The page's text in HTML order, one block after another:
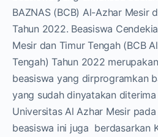
BAZNAS (BCB) Al-Azhar Mesir
Tahun 2022. Beasiswa
Mesir dan Timur Tengah (BCB
Tengah) Tahun 2022
beasiswa yang dirprogramkan
yang sudah dinyatakan
Universitas Al Azhar Mesir
beasiswa ini juga berdasarkan